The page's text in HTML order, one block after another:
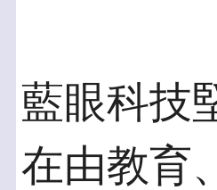
藍眼科技
在由教育